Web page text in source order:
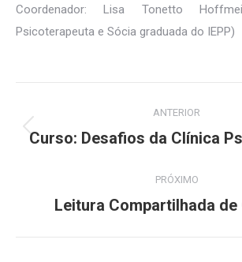
Coordenador: Lisa Tonetto
Psicoterapeuta e Sócia graduada do IEPP)
de
ANTERIOR
Post
Curso: Desafios da Clínica
PRÓXIMO
Próximo
Leitura Compartilhada de